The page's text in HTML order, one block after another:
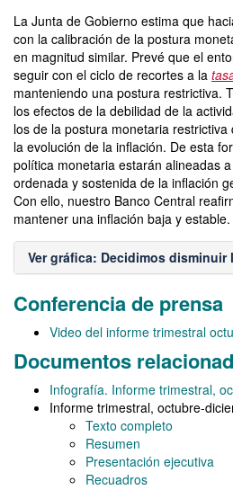
La Junta de Gobierno estima que
con la calibración de la postura
en magnitud similar. Prevé que el
seguir con el ciclo de recortes a la
manteniendo una postura restrictiva.
los efectos de la debilidad de la
los de la postura monetaria
la evolución de la inflación. De esta
política monetaria estarán alineadas
ordenada y sostenida de la inflación
Con ello, nuestro Banco Central
mantener una inflación baja y estable.
Ver gráfica: Decidimos disminuir
Conferencia de prensa
Video del informe trimestral
Documentos
Infografía. Informe trimestral,
Informe trimestral, octubre-
Texto completo
Resumen
Presentación ejecutiva
Recuadros